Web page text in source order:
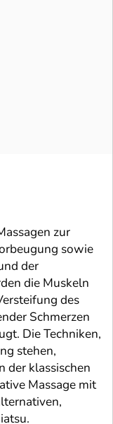
zur
sowie
der
die Muskeln
des
Schmerzen
Die Techniken,
stehen,
der klassischen
Massage mit